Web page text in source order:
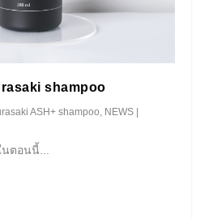
shampoo
ASH+ shampoo, NEWS
ตอนนี้...